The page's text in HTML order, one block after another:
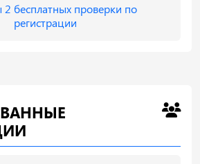
бесплатных проверки по
регистрации